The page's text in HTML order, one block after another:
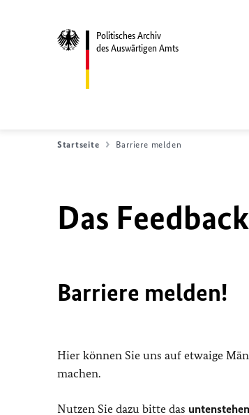
Politisches Archiv
des Auswärtigen Amts
Startseite Barriere melden
Das
Barriere melden!
Hier können Sie uns auf etwaige
machen.
Nutzen Sie dazu bitte das